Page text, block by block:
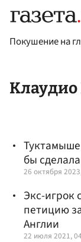
Покушение на
бы
26 октября
Экс-игрок
петицию
Англии
22 июля 2021,